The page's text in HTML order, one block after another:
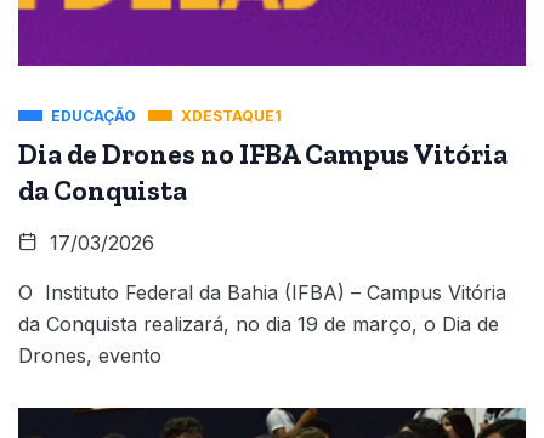
EDUCAÇÃO XDESTAQUE1
Dia de Drones no IFBA Campus Vitória
da Conquista
17/03/2026
O Instituto Federal da Bahia (IFBA) – Campus Vitória
da Conquista realizará, no dia 19 de março, o Dia de
Drones, evento